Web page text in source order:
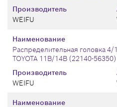
Производитель
WEIFU
Производитель
WEIFU
Наименование
Распределительная головка 4/
TOYOTA 11B/14B (22140-56350)
Наименование